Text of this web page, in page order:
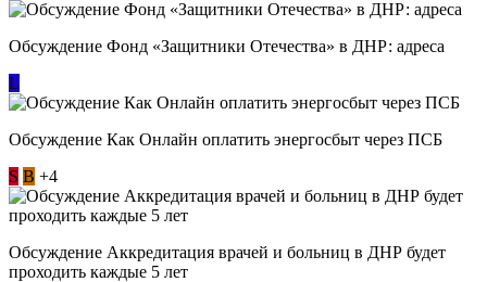
Обсуждение Фонд «Защитники Отечества» в ДНР: адреса
L
Обсуждение ​Как Онлайн оплатить энергосбыт через ПСБ
S В +4
Обсуждение Аккредитация врачей и больниц в ДНР будет
проходить каждые 5 лет